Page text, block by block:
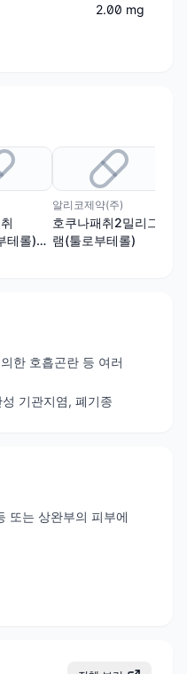
2.00 mg
테롤)
알리코제약(주)
호쿠나패취2밀리그
램(툴로부테롤)
한 호흡곤란 등 여러
기관지염, 폐기종
또는 상완부의 피부에